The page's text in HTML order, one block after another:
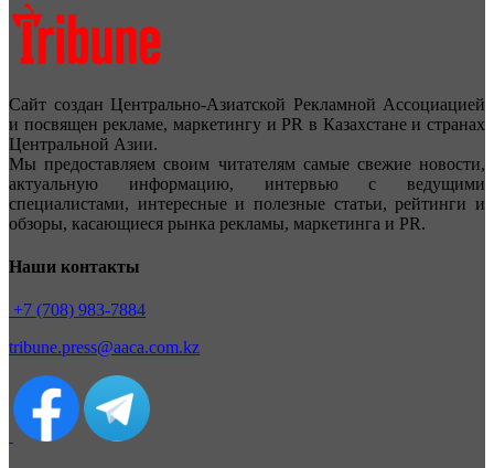
Сайт создан Центрально-Азиатской Рекламной Ассоциацией
и посвящен рекламе, маркетингу и PR в Казахстане и странах
Центральной Азии.
Мы предоставляем своим читателям самые свежие новости,
актуальную информацию, интервью с ведущими
специалистами, интересные и полезные статьи, рейтинги и
обзоры, касающиеся рынка рекламы, маркетинга и PR.
Наши контакты
+7 (708) 983-7884
tribune.press@aaca.com.kz